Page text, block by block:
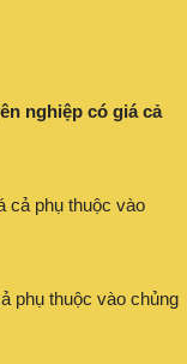
nghiệp có giá cả
cả phụ thuộc vào
phụ thuộc vào chủng